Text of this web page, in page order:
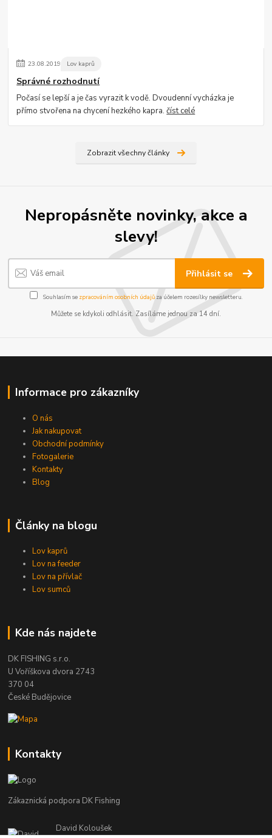
23.08.2019 Lov kaprů
Správné rozhodnutí
Počasí se lepší a je čas vyrazit k vodě. Dvoudenní vycházka je
přímo stvořena na chycení hezkého kapra.číst celé
Zobrazit všechny články
Nepropásněte novinky, akce a
slevy!
Přihlásit se
Souhlasím se zpracováním osobních údajůza účelem rozesílky newsletteru.
Můžete se kdykoli odhlásit. Zasíláme jednou za 14 dní.
Informace pro zákazníky
O nás
Jak nakupovat
Obchodní podmínky
Fotogalerie
Kontakty
Blog
Články na blogu
Lov kaprů
Lov na feeder
Lov na přívlač
Lov sumců
Kde nás najdete
DK FISHING s.r.o.
U Voříškova dvora 2743
370 04
České Budějovice
Kontakty
Zákaznická podpora DK Fishing
David Koloušek